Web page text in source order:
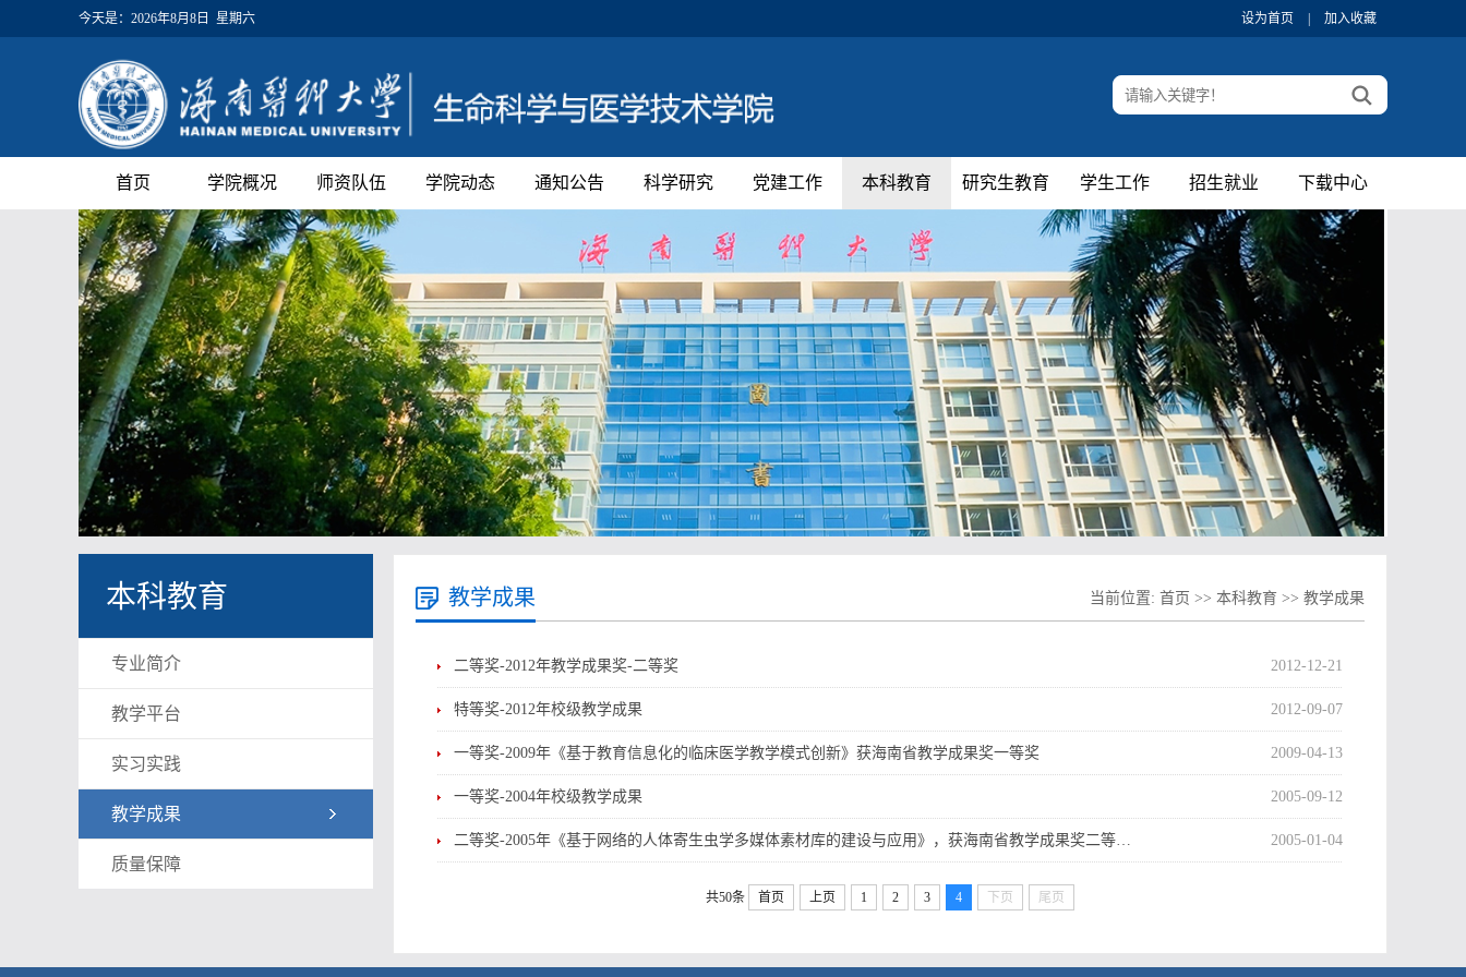
今天是： 2026年8月8日 星期六 设为首页 加入收藏
首页 学院概况 师资队伍 学院动态 通知公告 科学研究 党建工作 本科教育 研究生教育 学生工作 招生就业 下载中心
本科教育
专业简介
教学平台
实习实践
教学成果
质量保障
教学成果 当前位置: 首页 >> 本科教育 >> 教学成果
二等奖-2012年教学成果奖-二等奖 2012-12-21
特等奖-2012年校级教学成果 2012-09-07
一等奖-2009年《基于教育信息化的临床医学教学模式创新》获海南省教学成果奖一等奖 2009-04-13
一等奖-2004年校级教学成果 2005-09-12
二等奖-2005年《基于网络的人体寄生虫学多媒体素材库的建设与应用》，获海南省教学成果奖二等… 2005-01-04
共50条 首页 上页 1 2 3 4 下页 尾页